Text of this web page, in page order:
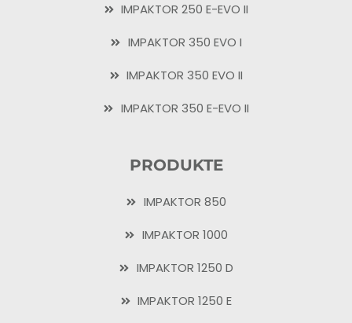
IMPAKTOR 250 E-EVO II
IMPAKTOR 350 EVO I
IMPAKTOR 350 EVO II
IMPAKTOR 350 E-EVO II
PRODUKTE
IMPAKTOR 850
IMPAKTOR 1000
IMPAKTOR 1250 D
IMPAKTOR 1250 E